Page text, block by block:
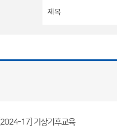
[2024-17] 기상기후교육